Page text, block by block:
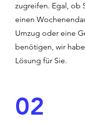
zugreifen. Egal, ob
einen
Umzug oder eine
benötigen, wir
Lösung für Sie.
02